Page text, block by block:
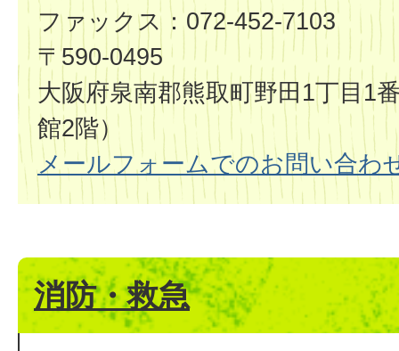
ファックス：072-452-7103
〒590-0495
大阪府泉南郡熊取町野田1丁目1
館2階）
メールフォームでのお問い合わ
消防・救急